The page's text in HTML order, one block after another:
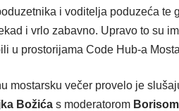
i voditelja poduzeća te
i vrlo zabavno. Upravo to su
u prostorijama Code Hub-a
mostarsku večer provelo je
Božića s moderatorom